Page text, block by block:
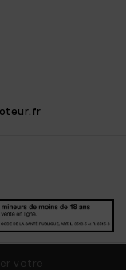
votre